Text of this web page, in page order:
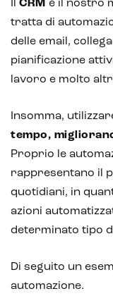
CRM è il nostro
tratta di
delle email,
pianificazione
lavoro e molto
Insomma,
tempo,
Proprio le
rappresentano il
quotidiani, in
azioni
determinato tipo
Di seguito un
automazione.